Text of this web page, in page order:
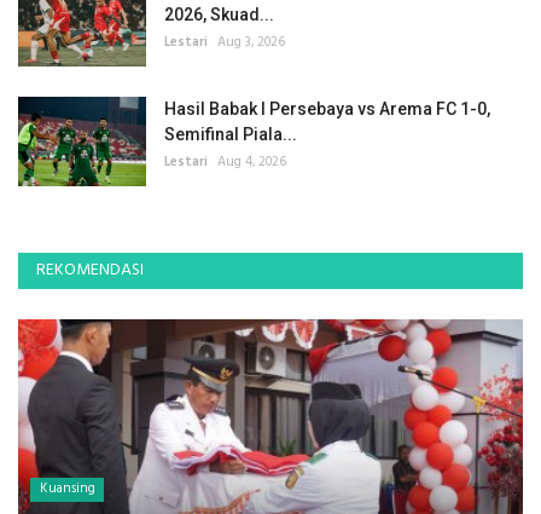
2026, Skuad...
Lestari Aug 3, 2026
Hasil Babak I Persebaya vs Arema FC 1-0,
Semifinal Piala...
Lestari Aug 4, 2026
REKOMENDASI
Kuansing